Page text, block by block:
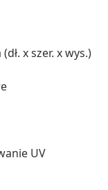
x szer. x wys.)
UV